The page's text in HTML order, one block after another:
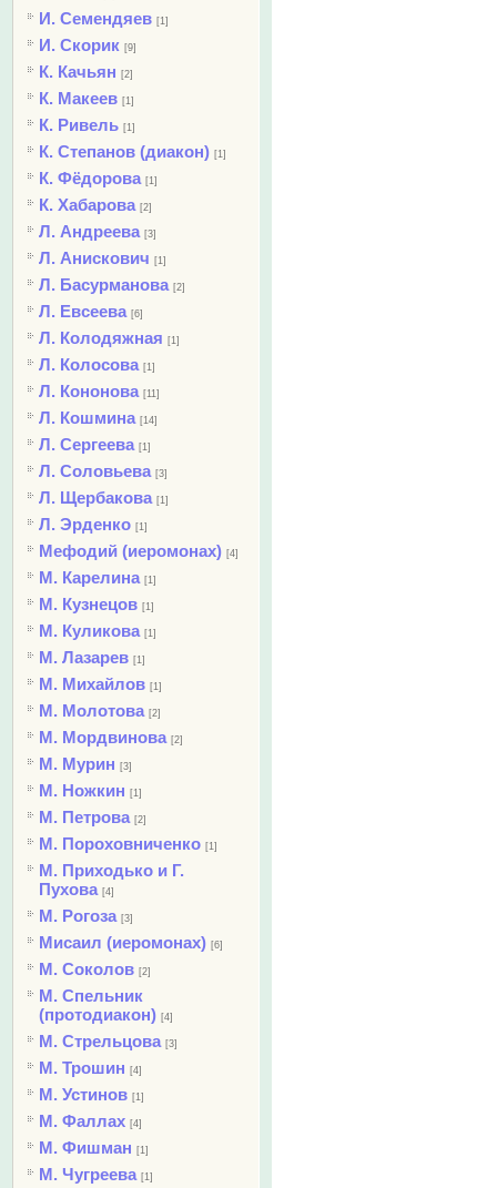
И. Семендяев [1]
И. Скорик [9]
К. Качьян [2]
К. Макеев [1]
К. Ривель [1]
К. Степанов (диакон) [1]
К. Фёдорова [1]
К. Хабарова [2]
Л. Андреева [3]
Л. Анискович [1]
Л. Басурманова [2]
Л. Евсеева [6]
Л. Колодяжная [1]
Л. Колосова [1]
Л. Кононова [11]
Л. Кошмина [14]
Л. Сергеева [1]
Л. Соловьева [3]
Л. Щербакова [1]
Л. Эрденко [1]
Мефодий (иеромонах) [4]
М. Карелина [1]
М. Кузнецов [1]
М. Куликова [1]
М. Лазарев [1]
М. Михайлов [1]
М. Молотова [2]
М. Мордвинова [2]
М. Мурин [3]
М. Ножкин [1]
М. Петрова [2]
М. Пороховниченко [1]
М. Приходько и Г.
Пухова [4]
М. Рогоза [3]
Мисаил (иеромонах) [6]
М. Соколов [2]
М. Спельник
(протодиакон) [4]
М. Стрельцова [3]
М. Трошин [4]
М. Устинов [1]
М. Фаллах [4]
М. Фишман [1]
М. Чугреева [1]